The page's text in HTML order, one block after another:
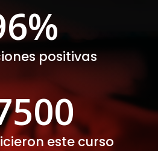
%
positivas
este curso